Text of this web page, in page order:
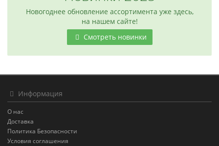
Новогоднее обновление ассортимента уже здесь,
на нашем сайте!
Смотреть новинки
Информация
О нас
Доставка
Политика Безопасности
Условия соглашения